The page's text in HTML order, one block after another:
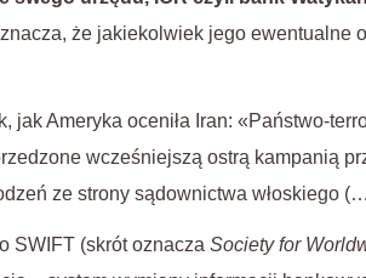
że jakiekolwiek jego ewentualne
jak Ameryka oceniła Iran: «Państwo-
wcześniejszą ostrą kampanią
ze strony sądownictwa włoskiego
SWIFT (skrót oznacza Society for